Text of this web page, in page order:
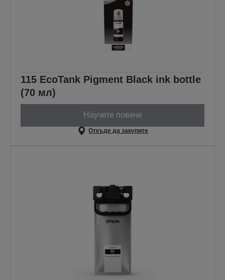
115 EcoTank Pigment Black ink bottle
(70 мл)
Научете повече
Откъде да закупите